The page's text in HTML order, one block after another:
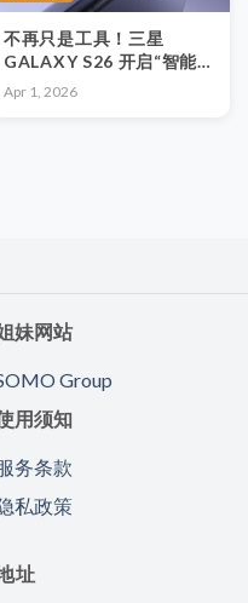
不再只是工具！三星
GALAXY S26 开启“智能
体 AI”时代，助力大马跃升
Apr 1, 2026
妹网站
Group
用须知
务条款
私政策
址